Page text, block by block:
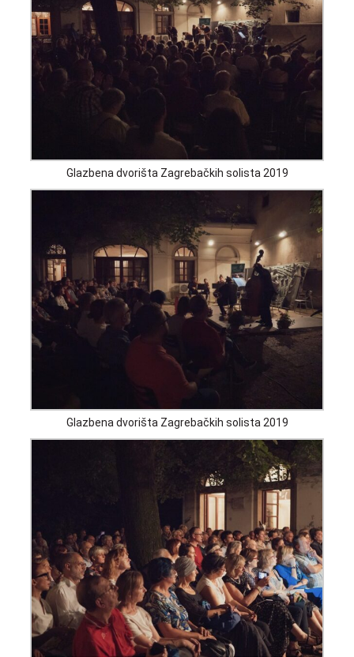
Glazbena dvorišta Zagrebačkih solista 2019
Glazbena dvorišta Zagrebačkih solista 2019